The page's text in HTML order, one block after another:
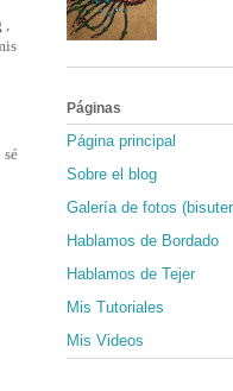
sé
Páginas
Página principal
Sobre el blog
Galería de fotos
Hablamos de Bordado
Hablamos de Tejer
Mis Tutoriales
Mis Videos